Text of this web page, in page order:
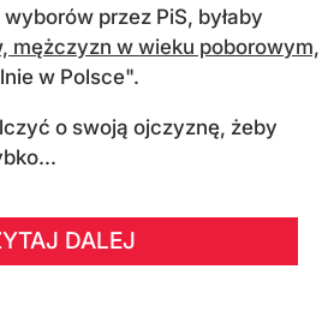
przez PiS, byłaby
mężczyzn w wieku poborowym,
w Polsce".
o swoją ojczyznę, żeby
DALEJ